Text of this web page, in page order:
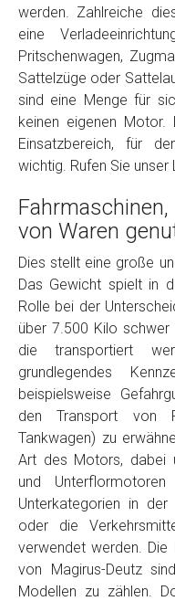
Baujahr
Getriebe
Bekannte Schäden
Kilometerstand
Preisvorstellung
Name*
Telefon
Email
PLZ und Ort
Foto Nr. 1
werden. Zahlreiche
eine
Pritschenwagen,
Sattelzüge oder
sind eine Menge für
keinen eigenen
Einsatzbereich, für
wichtig. Rufen Sie
von Waren
Dies stellt eine große
Das Gewicht spielt in
Rolle bei der
über 7.500 Kilo
die transportiert
grundlegendes
beispielsweise
den Transport von
Tankwagen) zu
Art des Motors, dabei
und
Unterkategorien in
oder die
verwendet werden. Die
von Magirus-Deutz
Modellen zu zählen.